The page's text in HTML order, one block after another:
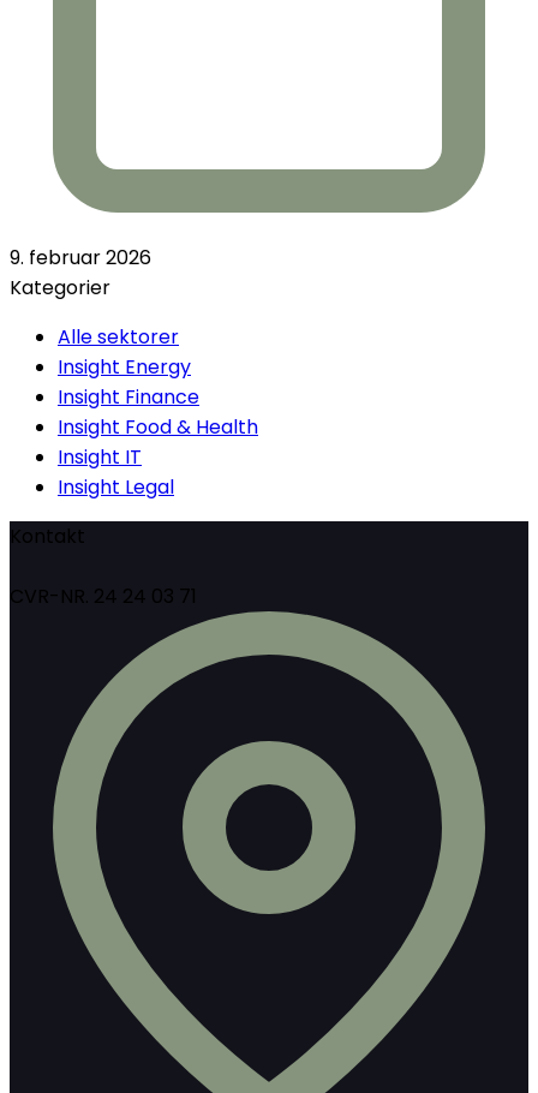
9. februar 2026
Kategorier
Alle sektorer
Insight Energy
Insight Finance
Insight Food & Health
Insight IT
Insight Legal
Kontakt
CVR-NR. 24 24 03 71